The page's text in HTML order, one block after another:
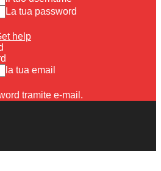
La tua password
help
la tua email
tramite e-mail.